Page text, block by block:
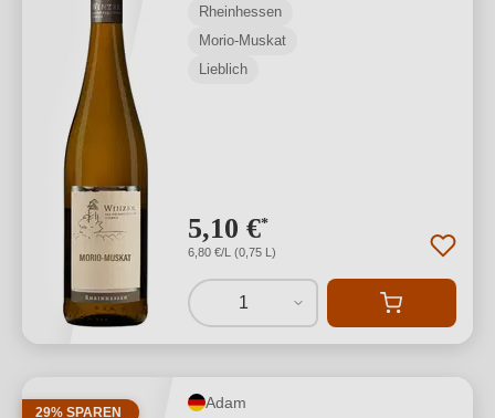
Rheinhessen
Morio-Muskat
Lieblich
5,10 €*
6,80 €/L (0,75 L)
1
29% SPAREN
Adam